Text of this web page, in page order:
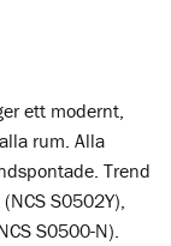
ett modernt,
rum. Alla
Trend
S0502Y),
S0500-N).